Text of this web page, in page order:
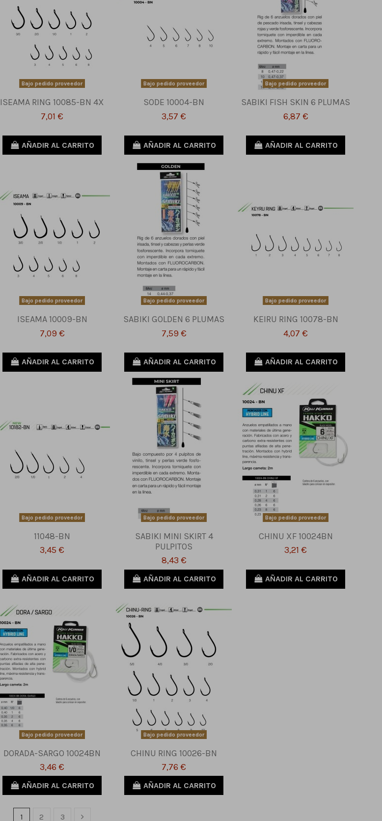
Bajo pedido proveedor
ISEAMA RING 10085-BN 4X
7,01 €
AÑADIR AL CARRITO
Bajo pedido proveedor
SODE 10004-BN
3,57 €
AÑADIR AL CARRITO
Bajo pedido proveedor
SABIKI FISH SKIN 6 PLUMAS
6,87 €
AÑADIR AL CARRITO
Bajo pedido proveedor
ISEAMA 10009-BN
7,09 €
AÑADIR AL CARRITO
Bajo pedido proveedor
SABIKI GOLDEN 6 PLUMAS
7,59 €
AÑADIR AL CARRITO
Bajo pedido proveedor
KEIRU RING 10078-BN
4,07 €
AÑADIR AL CARRITO
Bajo pedido proveedor
11048-BN
3,45 €
AÑADIR AL CARRITO
Bajo pedido proveedor
SABIKI MINI SKIRT 4
PULPITOS
8,43 €
AÑADIR AL CARRITO
Bajo pedido proveedor
CHINU XF 10024BN
3,21 €
AÑADIR AL CARRITO
Bajo pedido proveedor
DORADA-SARGO 10024BN
3,46 €
AÑADIR AL CARRITO
Bajo pedido proveedor
CHINU RING 10026-BN
7,76 €
AÑADIR AL CARRITO
1 2 3